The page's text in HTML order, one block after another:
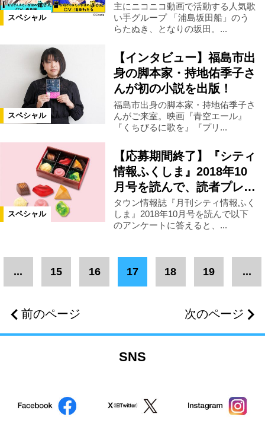
スペシャル
主にニコニコ動画で活動する人気歌
い手グループ 「浦島坂田船」のう
らたぬき、となりの坂田。...
スペシャル
【インタビュー】福島市出
身の脚本家・持地佑季子さ
んが初の小説を出版！
福島市出身の脚本家・持地佑季子さ
んがご来室。映画『青空エール』
『くちびるに歌を』『プリ...
スペシャル
【応募期間終了】『シティ
情報ふくしま』2018年10
月号を読んで、読者プレ…
タウン情報誌『月刊シティ情報ふく
しま』2018年10月号を読んで以下
のアンケートに答えると、...
前のページ
... 15 16 17 18 19 ...
次のページ
SNS